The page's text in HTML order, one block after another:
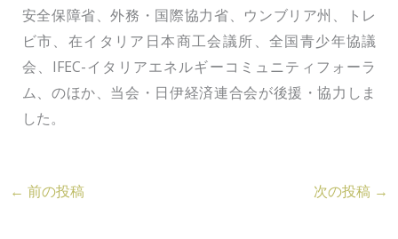
安全保障省、外務・国際協力省、ウンブリア州、トレ
ビ市、在イタリア日本商工会議所、全国青少年協議
会、IFEC-イタリアエネルギーコミュニティフォーラ
ム、のほか、当会・日伊経済連合会が後援・協力しま
した。
← 前の投稿 次の投稿 →